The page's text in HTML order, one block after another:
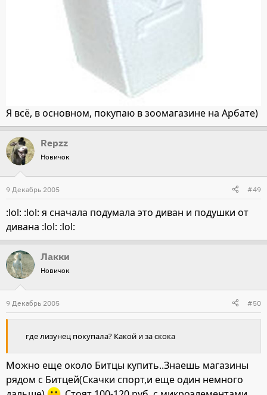
Я всё, в основном, покупаю в зоомагазине на Арбате)
Repzz
Новичок
9 Декабрь 2005 #49
:lol: :lol: я сначала подумала это диван и подушки от
дивана :lol: :lol:
Лакки
Новичок
9 Декабрь 2005 #50
где лизунец покупала? Какой и за скока
Можно еще около Битцы купить..Знаешь магазины
рядом с Битцей(Скачки спорт,и еще один немного